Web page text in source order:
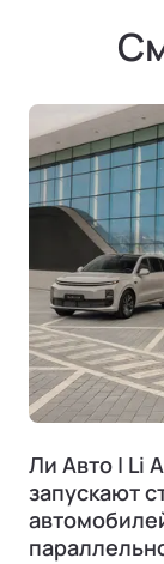
Ли Авто | Li
запускают